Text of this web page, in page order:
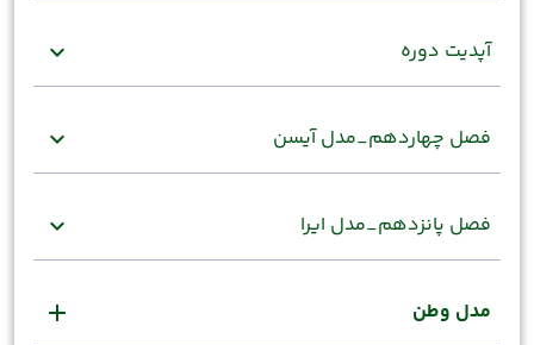
آپدیت دوره expand_more
فصل چهاردهم_مدل آیسن expand_more
فصل پانزدهم_مدل ایرا expand_more
مدل وطن add